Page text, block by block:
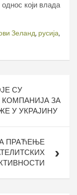
који влада
Зеланд, русија,
СУ
ЗА
У УКРАЈИНУ
ПРАЋЕЊЕ